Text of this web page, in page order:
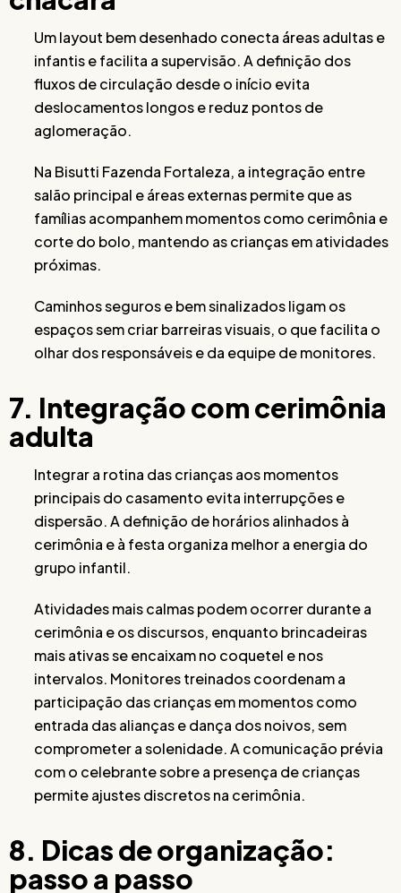
Um layout bem desenhado conecta áreas adultas e
infantis e facilita a supervisão. A definição dos
fluxos de circulação desde o início evita
deslocamentos longos e reduz pontos de
aglomeração.
Na Bisutti Fazenda Fortaleza, a integração entre
salão principal e áreas externas permite que as
famílias acompanhem momentos como cerimônia e
corte do bolo, mantendo as crianças em atividades
próximas.
Caminhos seguros e bem sinalizados ligam os
espaços sem criar barreiras visuais, o que facilita o
olhar dos responsáveis e da equipe de monitores.
7. Integração com cerimônia
adulta
Integrar a rotina das crianças aos momentos
principais do casamento evita interrupções e
dispersão. A definição de horários alinhados à
cerimônia e à festa organiza melhor a energia do
grupo infantil.
Atividades mais calmas podem ocorrer durante a
cerimônia e os discursos, enquanto brincadeiras
mais ativas se encaixam no coquetel e nos
intervalos. Monitores treinados coordenam a
participação das crianças em momentos como
entrada das alianças e dança dos noivos, sem
comprometer a solenidade. A comunicação prévia
com o celebrante sobre a presença de crianças
permite ajustes discretos na cerimônia.
8. Dicas de organização:
passo a passo